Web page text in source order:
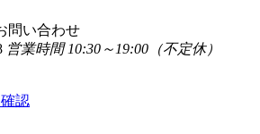
問い合わせ
営業時間 10:30～19:00（不定休）